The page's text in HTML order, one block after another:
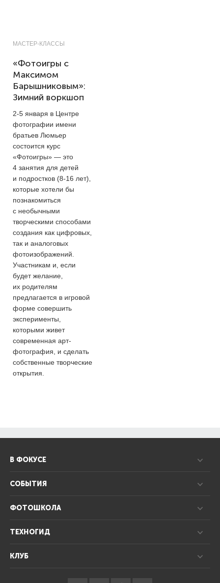
МАСТЕР-КЛАССЫ
«Фотоигры с
Максимом
Барышниковым»:
Зимний воркшоп
2-5 января в Центре
фотографии имени
братьев Люмьер
состоится курс
«Фотоигры» — это
4 занятия для детей
и подростков (8-16 лет),
которые хотели бы
познакомиться
с необычными
творческими способами
создания как цифровых,
так и аналоговых
фотоизображений.
Участникам и, если
будет желание,
их родителям
предлагается в игровой
форме совершить
эксперименты,
которыми живет
современная арт-
фотография, и сделать
собственные творческие
открытия.
В ФОКУСЕ
СОБЫТИЯ
ФОТОШКОЛА
ТЕХНОГИД
КЛУБ